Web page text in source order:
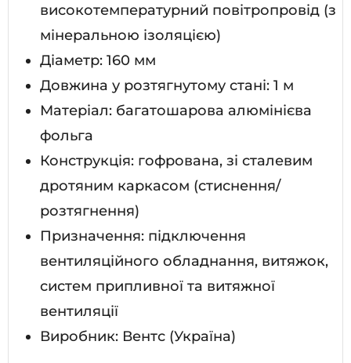
високотемпературний повітропровід (з
мінеральною ізоляцією)
Діаметр: 160 мм
Довжина у розтягнутому стані: 1 м
Матеріал: багатошарова алюмінієва
фольга
Конструкція: гофрована, зі сталевим
дротяним каркасом (стиснення/
розтягнення)
Призначення: підключення
вентиляційного обладнання, витяжок,
систем припливної та витяжної
вентиляції
Виробник: Вентс (Україна)